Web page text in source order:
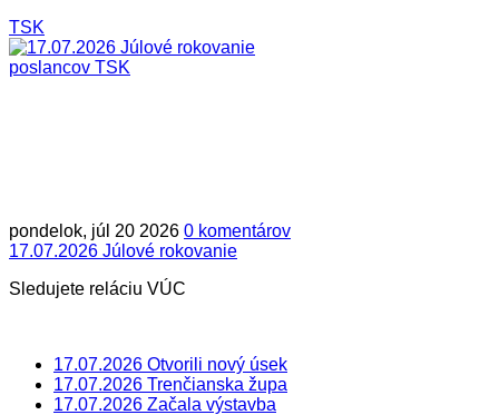
TSK
pondelok, júl 20 2026 0 komentárov
17.07.2026 Júlové rokovanie
Sledujete reláciu VÚC
17.07.2026 Otvorili nový úsek
17.07.2026 Trenčianska župa
17.07.2026 Začala výstavba